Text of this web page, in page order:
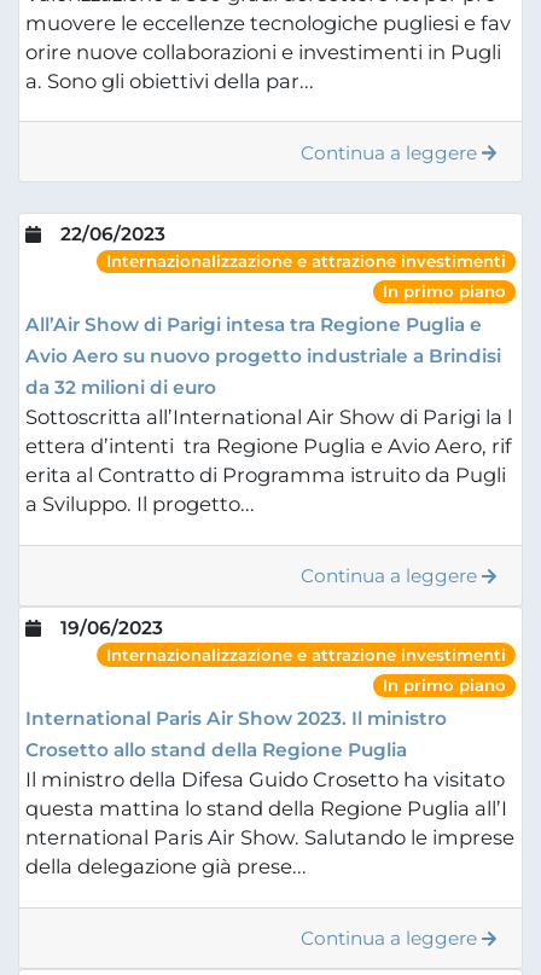
muovere le eccellenze tecnologiche pugliesi e fav
orire nuove collaborazioni e investimenti in Pugli
a. Sono gli obiettivi della par...
Continua a leggere
22/06/2023
Internazionalizzazione e attrazione investimenti
In primo piano
All’Air Show di Parigi intesa tra Regione Puglia e
Avio Aero su nuovo progetto industriale a Brindisi
da 32 milioni di euro
Sottoscritta all’International Air Show di Parigi la l
ettera d’intenti tra Regione Puglia e Avio Aero, rif
erita al Contratto di Programma istruito da Pugli
a Sviluppo. Il progetto...
Continua a leggere
19/06/2023
Internazionalizzazione e attrazione investimenti
In primo piano
International Paris Air Show 2023. Il ministro
Crosetto allo stand della Regione Puglia
Il ministro della Difesa Guido Crosetto ha visitato
questa mattina lo stand della Regione Puglia all’I
nternational Paris Air Show. Salutando le imprese
della delegazione già prese...
Continua a leggere